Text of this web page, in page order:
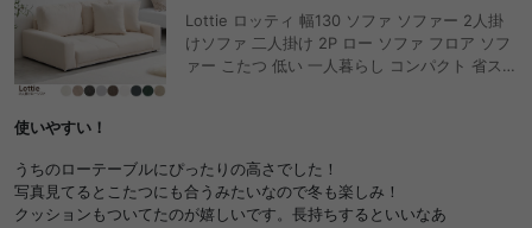
Lottie ロッティ 幅130 ソファ ソファー 2人掛
けソファ 二人掛け 2P ロー ソファ フロア ソフ
ァー こたつ 低い 一人暮らし コンパクト 省スペ
使いやすい！
うちのローテーブルにぴったりの高さでした！
写真見てるとこたつにも合うみたいなので冬も楽しみ！
クッションもついてたのが嬉しいです。長持ちするといいなあ